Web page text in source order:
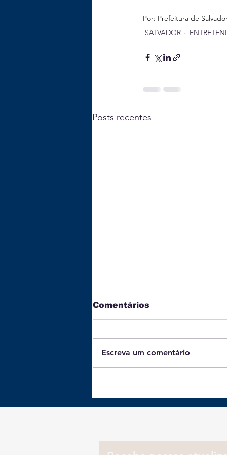
Por: Prefeitura de
SALVADOR
Posts recentes
Comentários
Escreva um comentário